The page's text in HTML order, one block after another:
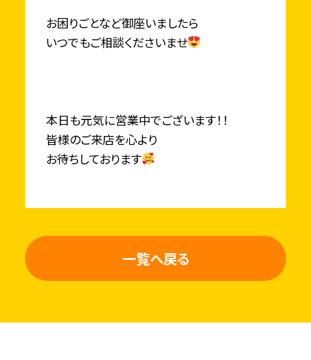
お困りごとなど御座いましたら
いつでもご相談くださいませ
本日も元気に営業中でございます！！
皆様のご来店を心より
お待ちしております
一覧へ戻る